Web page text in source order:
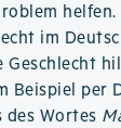
helfen.
im
Geschlecht
Beispiel per
des Wortes